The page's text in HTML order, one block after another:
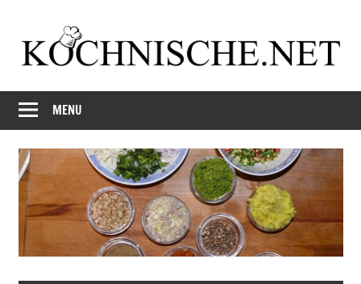
content
Kochnische.net
another
Foodblog
MENU